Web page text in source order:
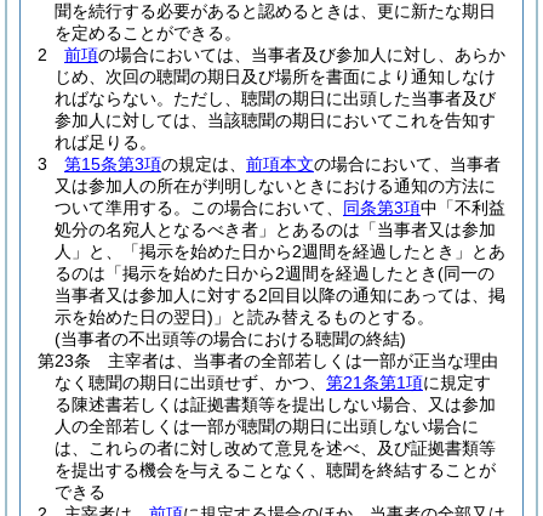
聞を続行する必要があると認めるときは、更に新たな期日
を定めることができる。
2
前項の場合においては、当事者及び参加人に対し、あらか
じめ、次回の聴聞の期日及び場所を書面により通知しなけ
ればならない。 ただし、聴聞の期日に出頭した当事者及び
参加人に対しては、当該聴聞の期日においてこれを告知す
れば足りる。
3
第15条第3項の規定は、 前項本文の場合において、当事者
又は参加人の所在が判明しないときにおける通知の方法に
ついて準用する。
この場合において、 同条第3項中「不利益
処分の名宛人となるべき者」とあるのは「当事者又は参加
人」と、「掲示を始めた日から2週間を経過したとき」とあ
るのは「掲示を始めた日から2週間を経過したとき(同一の
当事者又は参加人に対する2回目以降の通知にあっては、掲
示を始めた日の翌日) 」と読み替えるものとする。
(当事者の不出頭等の場合における聴聞の終結)
第23条
主宰者は、当事者の全部若しくは一部が正当な理由
なく聴聞の期日に出頭せず、かつ、 第21条第1項に規定す
る陳述書若しくは証拠書類等を提出しない場合、又は参加
人の全部若しくは一部が聴聞の期日に出頭しない場合に
は、これらの者に対し改めて意見を述べ、及び証拠書類等
を提出する機会を与えることなく、聴聞を終結することが
できる